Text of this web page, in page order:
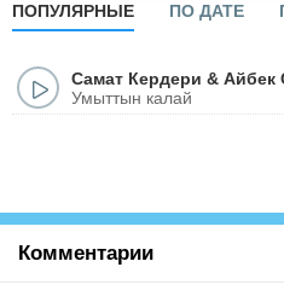
ПОПУЛЯРНЫЕ ПО ДАТЕ
Самат Кердери & Айбек
Умыттын калай
Комментарии